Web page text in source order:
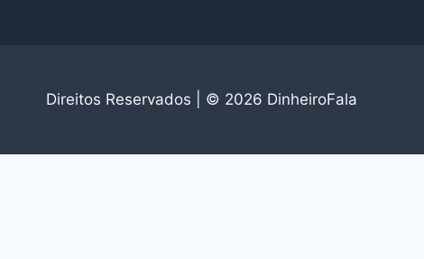
Direitos Reservados | © 2026 DinheiroFala